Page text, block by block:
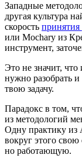
Западные
другая культура
скорость
или Mochary из
инструмент,
Это не значит, что
нужно разобрать и
твою задачу.
Парадокс в том,
из методологий
Одну практику из
вокруг этого
но работающую.